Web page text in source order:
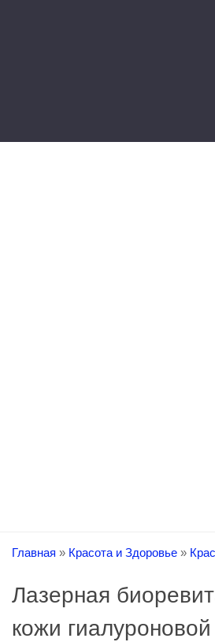
Главная » Красота и Здоровье »
Лазерная
кожи гиалуроновой